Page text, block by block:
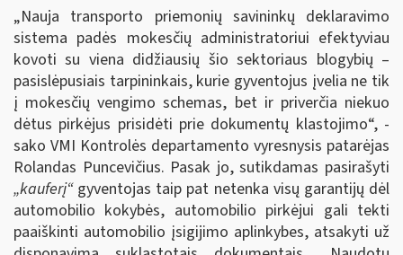
„Nauja transporto priemonių savininkų deklaravimo
sistema padės mokesčių administratoriui efektyviau
kovoti su viena didžiausių šio sektoriaus blogybių –
pasislėpusiais tarpininkais, kurie gyventojus įvelia ne tik
į mokesčių vengimo schemas, bet ir priverčia niekuo
dėtus pirkėjus prisidėti prie dokumentų klastojimo“, -
sako VMI Kontrolės departamento vyresnysis patarėjas
Rolandas Puncevičius. Pasak jo, sutikdamas pasirašyti
„kauferį“gyventojas taip pat netenka visų garantijų dėl
automobilio kokybės, automobilio pirkėjui gali tekti
paaiškinti automobilio įsigijimo aplinkybes, atsakyti už